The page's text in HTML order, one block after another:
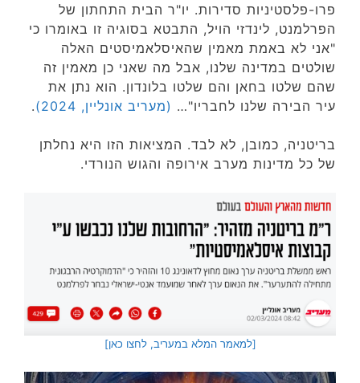
פרו-פלסטיניות סדירות. יו"ר הבית התחתון של
הפרלמנט, לינדזי הויל, התבטא בסוגיה זו באומרו כי
"אני לא באמת מאמין שהאיסלאמיסטים האלה
שולטים במדינה שלנו, אבל מה שאני כן מאמין זה
שהם שלטו בחאן והם שלטו בלונדון. הוא נתן את
עיר הבירה שלנו לחבריו"… (מעריב אונליין, 2024) .
בריטניה, כמובן, לא לבד. המציאות הזו היא נחלתן
של כל מדינות מערב אירופה והגוש הנורדי.
[למאמר המלא במעריב, לחצו כאן]